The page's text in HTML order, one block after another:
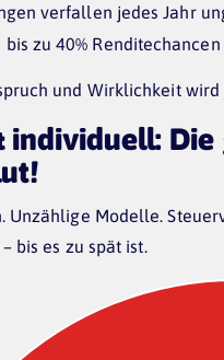
verfallen jedes Jahr
zu 40% Renditechancen
und Wirklichkeit
individuell:
Unzählige Modelle.
bis es zu spät ist.